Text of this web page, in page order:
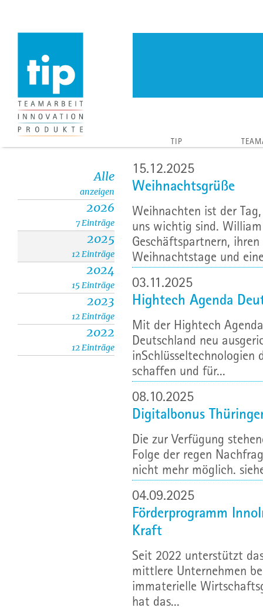
TIP
Alle
anzeigen
2026
7 Einträge
2025
12 Einträge
2024
15 Einträge
2023
12 Einträge
2022
12 Einträge
15.12.2025
Weihnachtsgrüße
Weihnachten ist der
uns wichtig sind.
Geschäftspartnern,
Weihnachtstage und
03.11.2025
Hightech Agenda
Mit der Hightech
Deutschland neu
schaffen und für...
08.10.2025
Digitalbonus
Die zur Verfügung
Folge der regen
nicht mehr möglich.
04.09.2025
Förderprogramm
Kraft
Seit 2022 unterstützt
mittlere Unternehmen
immaterielle
hat das...